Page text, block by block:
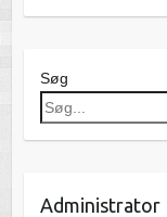
Søg
Administrator